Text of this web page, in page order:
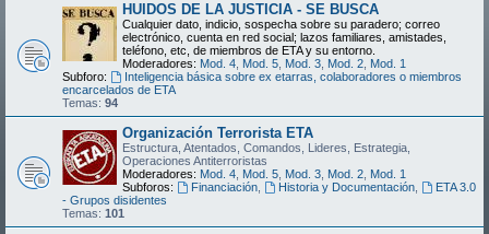
HUIDOS DE LA JUSTICIA - SE BUSCA
Cualquier dato, indicio, sospecha sobre su paradero; correo
electrónico, cuenta en red social; lazos familiares, amistades,
teléfono, etc, de miembros de ETA y su entorno.
Moderadores: Mod. 4 Mod. 5 Mod. 3 Mod. 2 Mod. 1
Subforo:
Inteligencia básica sobre ex etarras, colaboradores o miembros
encarcelados de ETA
Temas: 94
Organización Terrorista ETA
Estructura, Atentados, Comandos, Lideres, Estrategia,
Operaciones Antiterroristas
Moderadores: Mod. 4 Mod. 5 Mod. 3 Mod. 2 Mod. 1
Subforos:
Financiación, Historia y Documentación,
ETA 3.0
- Grupos disidentes
Temas: 101